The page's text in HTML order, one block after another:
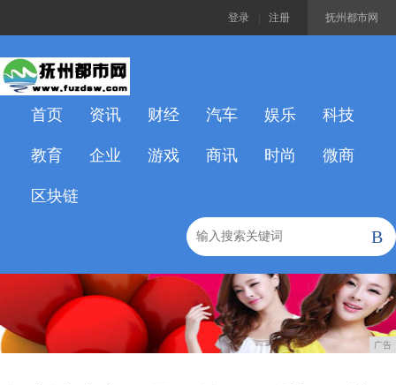
抚州都市网
登录 注册
首页 资讯 财经 汽车 娱乐 科技
教育 企业 游戏 商讯 时尚 微商
区块链
B
广告